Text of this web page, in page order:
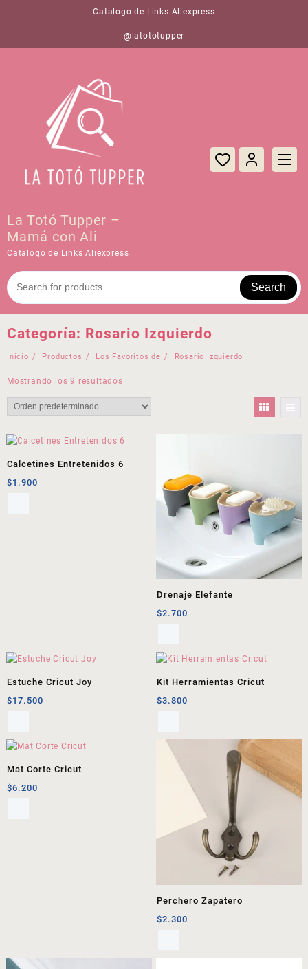
Catalogo de Links Aliexpress
@latototupper
La Totó Tupper –
Mamá con Ali
Catalogo de Links Aliexpress
Search
Categoría: Rosario Izquierdo
Inicio Productos Los Favoritos de Rosario Izquierdo
Mostrando los 9 resultados
Calcetines Entretenidos 6
$1.900
Drenaje Elefante
$2.700
Estuche Cricut Joy
$17.500
Kit Herramientas Cricut
$3.800
Mat Corte Cricut
$6.200
Perchero Zapatero
$2.300